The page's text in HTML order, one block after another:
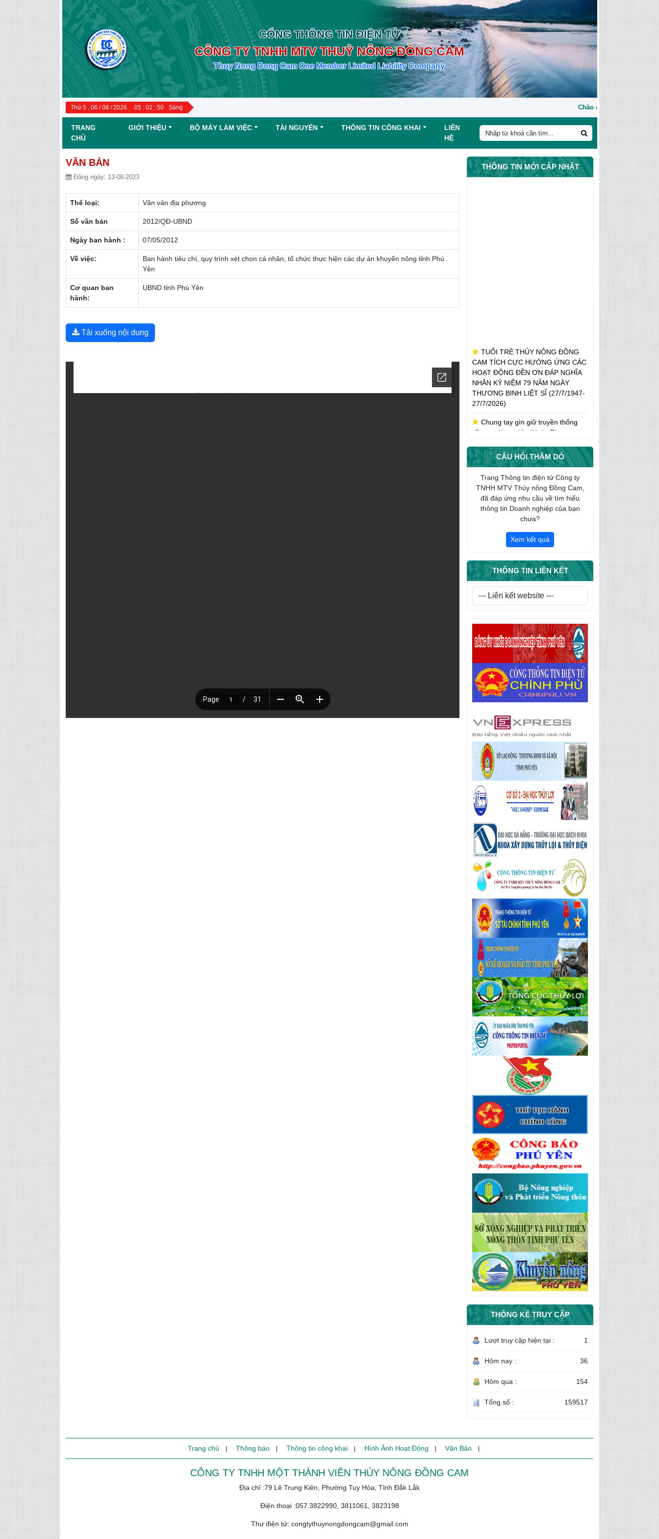
CỔNG THÔNG TIN ĐIỆN TỬ
CÔNG TY TNHH MTV THUỶ NÔNG ĐỒNG CAM
Thuy Nong Dong Cam One Member Limited Liability Company
Thứ 5 , 06 / 08 / 2026 05 : 02 : 51 Sáng Chào mừng bạn đến cổng thông tin
TRANG
CHỦ
GIỚI THIỆU BỘ MÁY LÀM VIỆC TÀI NGUYÊN THÔNG TIN CÔNG KHAI
LIÊN
HỆ
VĂN BẢN
Đăng ngày: 13-08-2023
Thể loại: Văn vản địa phương
Số văn bản 2012/QĐ-UBND
Ngày ban hành : 07/05/2012
Về việc:
Ban hành tiêu chí, quy trình xét chọn cá nhân, tổ chức thực hiện các dự án khuyến nông tỉnh Phú
Yên
Cơ quan ban
hành:
UBND tỉnh Phú Yên
Tải xuống nội dung
THÔNG TIN MỚI CẬP NHẬT
CAM TÍCH CỰC HƯỞNG ỨNG CÁC
HOẠT ĐỘNG ĐỀN ƠN ĐÁP NGHĨA
NHÂN KỶ NIỆM 79 NĂM NGÀY
THƯƠNG BINH LIỆT SĨ (27/7/1947-
27/7/2026)
Chung tay gìn giữ truyền thống
đền ơn đáp nghĩa (Ngày Thương
binh – Liệt sĩ)
CÔNG TY TNHH MTV THỦY
NÔNG ĐỒNG CAM NHẬN PHỤNG
ANH HÙNG TRẦN THỊ AN
CHI ĐOÀN CÔNG TY TNHH MTV
THỦY NÔNG ĐỒNG CAM HƯỞNG
ỨNG THÁNG CÔNG NHÂN NĂM
Giới thiệu tổng quan về Công ty
TNHH một thành viên Thủy nông
Đồng Cam
CÂU HỎI THĂM DÒ
Trang Thông tin điện tử Công ty
TNHH MTV Thủy nông Đồng Cam,
đã đáp ứng nhu cầu về tìm hiểu
thông tin Doanh nghiệp của bạn
chưa?
Xem kết quả
THÔNG TIN LIÊN KẾT
THÔNG KÊ TRUY CẬP
Lượt truy cập hiện tại : 1
Hôm nay : 36
Hôm qua : 154
Tổng số : 159517
Trang chủ Thông báo Thông tin công khai Hình Ảnh Hoạt Động Văn Bản
CÔNG TY TNHH MỘT THÀNH VIÊN THỦY NÔNG ĐỒNG CAM
Địa chỉ :79 Lê Trung Kiên, Phường Tuy Hòa, Tỉnh Đắk Lắk
Điện thoại :057.3822990, 3811061, 3823198
Thư điện tử: congtythuynongdongcam@gmail.com